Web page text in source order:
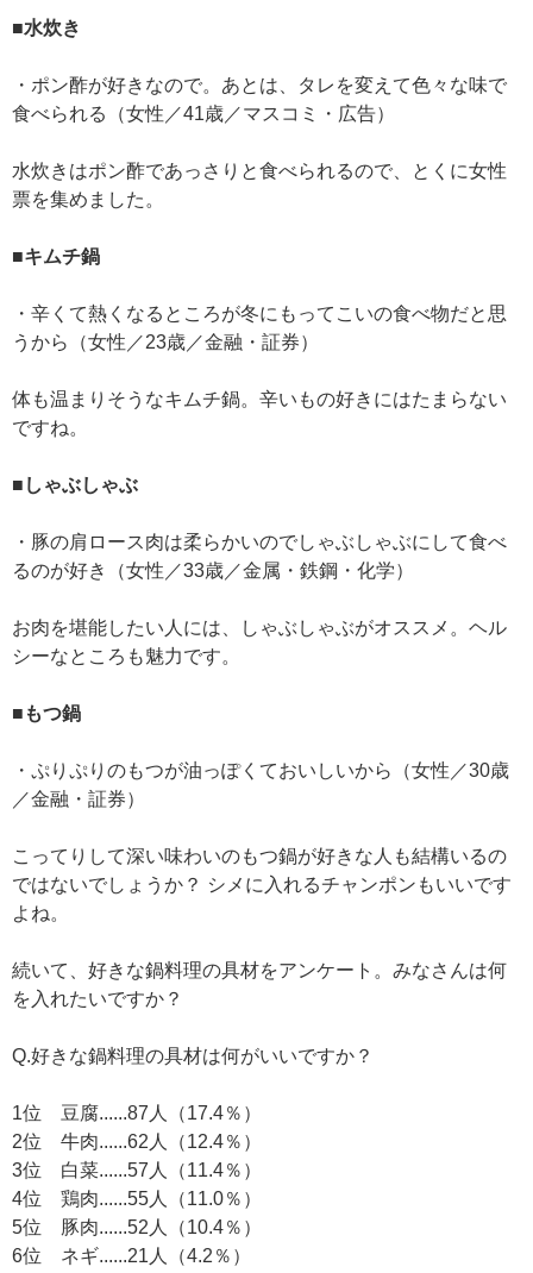
■水炊き
・ポン酢が好きなので。あとは、タレを変えて色々な味で
食べられる（女性／41歳／マスコミ・広告）
水炊きはポン酢であっさりと食べられるので、とくに女性
票を集めました。
■キムチ鍋
・辛くて熱くなるところが冬にもってこいの食べ物だと思
うから（女性／23歳／金融・証券）
体も温まりそうなキムチ鍋。辛いもの好きにはたまらない
ですね。
■しゃぶしゃぶ
・豚の肩ロース肉は柔らかいのでしゃぶしゃぶにして食べ
るのが好き（女性／33歳／金属・鉄鋼・化学）
お肉を堪能したい人には、しゃぶしゃぶがオススメ。ヘル
シーなところも魅力です。
■もつ鍋
・ぷりぷりのもつが油っぽくておいしいから（女性／30歳
／金融・証券）
こってりして深い味わいのもつ鍋が好きな人も結構いるの
ではないでしょうか？ シメに入れるチャンポンもいいです
よね。
続いて、好きな鍋料理の具材をアンケート。みなさんは何
を入れたいですか？
Q.好きな鍋料理の具材は何がいいですか？
1位 豆腐......87人（17.4％）
2位 牛肉......62人（12.4％）
3位 白菜......57人（11.4％）
4位 鶏肉......55人（11.0％）
5位 豚肉......52人（10.4％）
6位 ネギ......21人（4.2％）